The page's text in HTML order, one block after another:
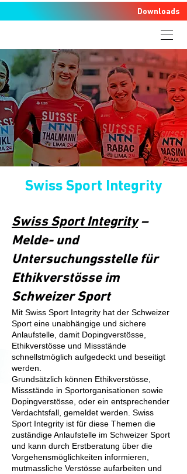
Downloads
Swiss Sport Integrity
Swiss Sport Integrity–
Melde- und
Untersuchungsstelle für
Ethikverstösse im
Schweizer Sport
Mit Swiss Sport Integrity hat der Schweizer
Sport eine unabhängige und sichere
Anlaufstelle, damit Dopingverstösse,
Ethikverstösse und Missstände
schnellstmöglich aufgedeckt und beseitigt
werden.
Grundsätzlich können Ethikverstösse,
Missstände in Sportorganisationen sowie
Dopingverstösse, oder ein entsprechender
Verdachtsfall, gemeldet werden. Swiss
Sport Integrity ist für diese Themen die
zuständige Anlaufstelle im Schweizer Sport
und kann durch Erstberatung über die
Vorgehensmöglichkeiten informieren,
mutmassliche Verstösse aufarbeiten und